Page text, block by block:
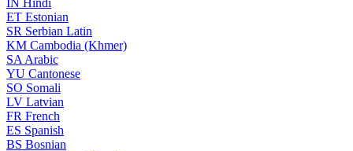
IN Hindi
ET Estonian
SR Serbian Latin
KM Cambodia (Khmer)
SA Arabic
YU Cantonese
SO Somali
LV Latvian
FR French
ES Spanish
BS Bosnian